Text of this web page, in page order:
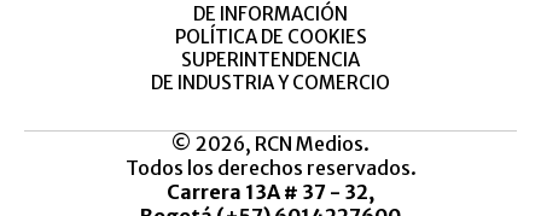
DE INFORMACIÓN
POLÍTICA DE COOKIES
SUPERINTENDENCIA
DE INDUSTRIA Y COMERCIO
© 2026, RCN Medios.
Todos los derechos reservados.
Carrera 13A # 37 - 32,